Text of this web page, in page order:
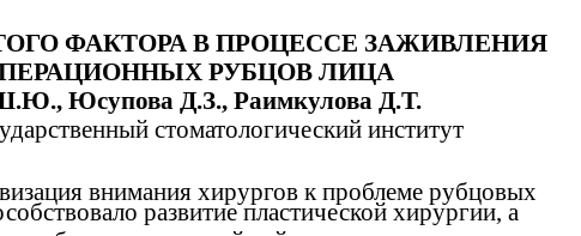
ФАКТОРА В ПРОЦЕССЕ ЗАЖИВЛЕНИЯ
РУБЦОВ ЛИЦА
Юсупова Д.З., Раимкулова Д.Т.
стоматологический институт
внимания хирургов к проблеме рубцовых
развитие пластической хирургии, а